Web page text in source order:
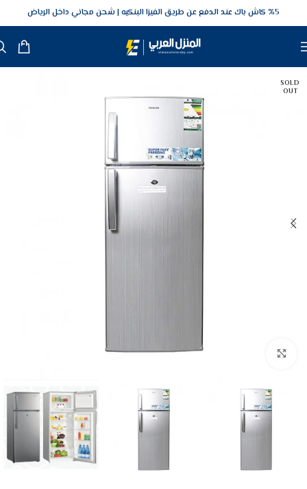
5‎% كاش باك عند الدفع عن طريق الفيزا البنكيه شحن مجاني داخل الرياض
SOLD
OUT